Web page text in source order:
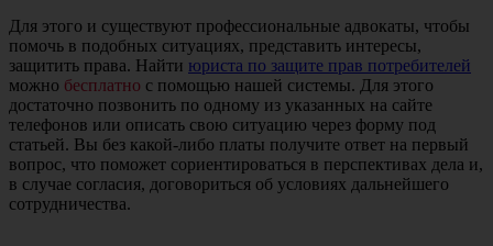
Для этого и существуют профессиональные адвокаты, чтобы
помочь в подобных ситуациях, представить интересы,
защитить права. Найти юриста по защите прав потребителей
можно бесплатно с помощью нашей системы. Для этого
достаточно позвонить по одному из указанных на сайте
телефонов или описать свою ситуацию через форму под
статьей. Вы без какой-либо платы получите ответ на первый
вопрос, что поможет сориентироваться в перспективах дела и,
в случае согласия, договориться об условиях дальнейшего
сотрудничества.